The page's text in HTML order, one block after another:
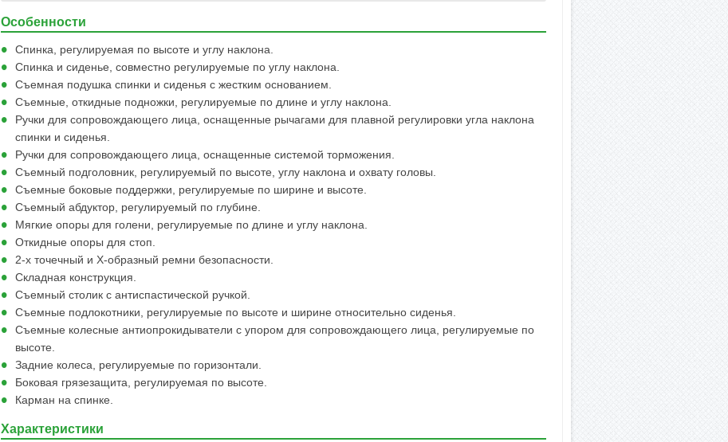
Особенности
Спинка, регулируемая по высоте и углу наклона.
Спинка и сиденье, совместно регулируемые по углу наклона.
Съемная подушка спинки и сиденья с жестким основанием.
Съемные, откидные подножки, регулируемые по длине и углу наклона.
Ручки для сопровождающего лица, оснащенные рычагами для плавной регулировки угла наклона
спинки и сиденья.
Ручки для сопровождающего лица, оснащенные системой торможения.
Съемный подголовник, регулируемый по высоте, углу наклона и охвату головы.
Съемные боковые поддержки, регулируемые по ширине и высоте.
Съемный абдуктор, регулируемый по глубине.
Мягкие опоры для голени, регулируемые по длине и углу наклона.
Откидные опоры для стоп.
2-х точечный и Х-образный ремни безопасности.
Складная конструкция.
Съемный столик с антиспастической ручкой.
Съемные подлокотники, регулируемые по высоте и ширине относительно сиденья.
Съемные колесные антиопрокидыватели с упором для сопровождающего лица, регулируемые по
высоте.
Задние колеса, регулируемые по горизонтали.
Боковая грязезащита, регулируемая по высоте.
Карман на спинке.
Характеристики